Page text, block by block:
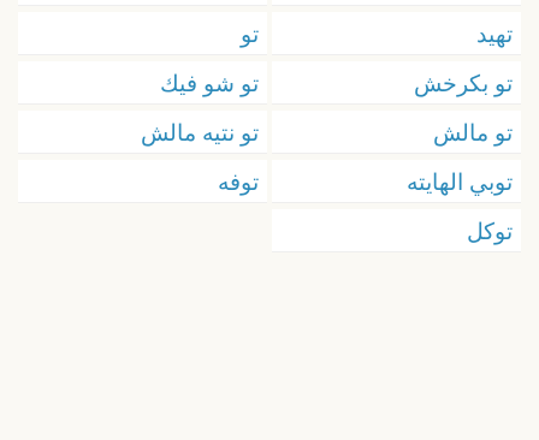
تهيد
تو
تو بكرخش
تو شو فيك
تو مالش
تو نتيه مالش
توبي الهايته
توفه
توكل